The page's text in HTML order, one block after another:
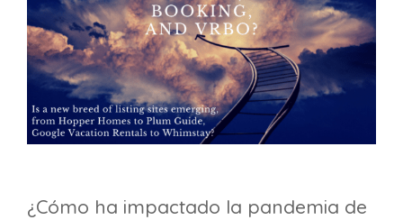
¿Cómo ha impactado la pandemia de